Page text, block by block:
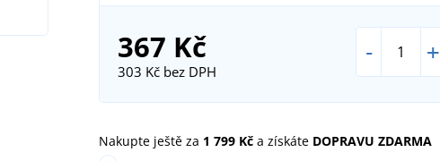
367 Kč
303 Kčbez DPH
- +
Nakupte ještě za 1 799 Kč a získáte DOPRAVU ZDARMA